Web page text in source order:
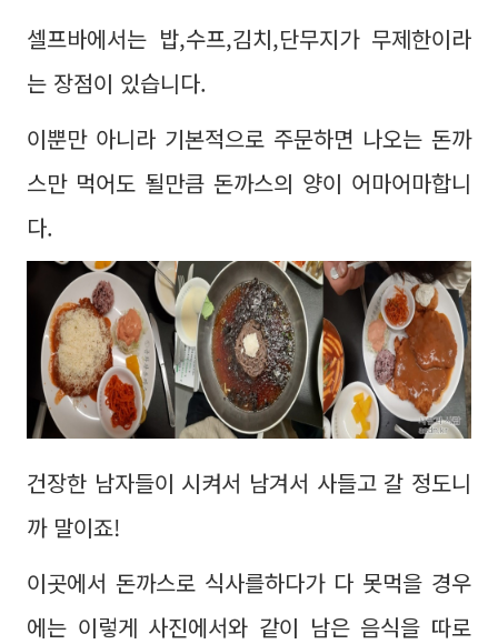
셀프바에서는 밥,수프,김치,단무지가 무제한이라
는 장점이 있습니다.
이뿐만 아니라 기본적으로 주문하면 나오는 돈까
스만 먹어도 될만큼 돈까스의 양이 어마어마합니
다.
건장한 남자들이 시켜서 남겨서 사들고 갈 정도니
까 말이죠!
이곳에서 돈까스로 식사를하다가 다 못먹을 경우
에는 이렇게 사진에서와 같이 남은 음식을 따로